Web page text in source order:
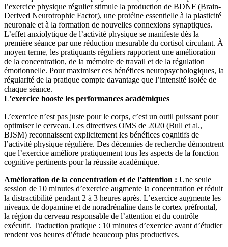
l’exercice physique régulier stimule la production de BDNF (Brain-
Derived Neurotrophic Factor), une protéine essentielle à la plasticité
neuronale et à la formation de nouvelles connexions synaptiques.
L’effet anxiolytique de l’activité physique se manifeste dès la
première séance par une réduction mesurable du cortisol circulant. À
moyen terme, les pratiquants réguliers rapportent une amélioration
de la concentration, de la mémoire de travail et de la régulation
émotionnelle. Pour maximiser ces bénéfices neuropsychologiques, la
régularité de la pratique compte davantage que l’intensité isolée de
chaque séance.
L’exercice booste les performances académiques
L’exercice n’est pas juste pour le corps, c’est un outil puissant pour
optimiser le cerveau. Les directives OMS de 2020 (Bull et al.,
BJSM) reconnaissent explicitement les bénéfices cognitifs de
l’activité physique régulière. Des décennies de recherche démontrent
que l’exercice améliore pratiquement tous les aspects de la fonction
cognitive pertinents pour la réussite académique.
Amélioration de la concentration et de l’attention : Une seule
session de 10 minutes d’exercice augmente la concentration et réduit
la distractibilité pendant 2 à 3 heures après. L’exercice augmente les
niveaux de dopamine et de noradrénaline dans le cortex préfrontal,
la région du cerveau responsable de l’attention et du contrôle
exécutif. Traduction pratique : 10 minutes d’exercice avant d’étudier
rendent vos heures d’étude beaucoup plus productives.